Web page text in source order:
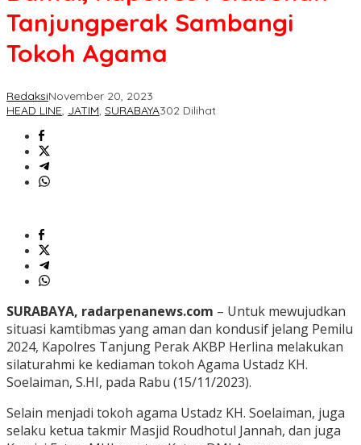
Tanjungperak Sambangi
Tokoh Agama
RedaksiNovember 20, 2023
HEAD LINE, JATIM, SURABAYA302 Dilihat
SURABAYA, radarpenanews.com – Untuk mewujudkan
situasi kamtibmas yang aman dan kondusif jelang Pemilu
2024, Kapolres Tanjung Perak AKBP Herlina melakukan
silaturahmi ke kediaman tokoh Agama Ustadz KH.
Soelaiman, S.HI, pada Rabu (15/11/2023).
Selain menjadi tokoh agama Ustadz KH. Soelaiman, juga
selaku ketua takmir Masjid Roudhotul Jannah, dan juga